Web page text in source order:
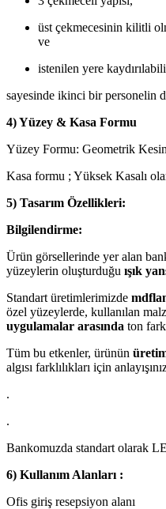
üst çekmecesinin kilitli
ve
istenilen yere
sayesinde ikinci bir personelin
4) Yüzey & Kasa Formu
Yüzey Formu: Geometrik
Kasa formu ; Yüksek Kasalı
5) Tasarım Özellikleri:
Bilgilendirme:
Ürün görsellerinde yer alan
yüzeylerin oluşturduğu ışık
Standart üretimlerimizde
özel yüzeylerde, kullanılan
uygulamalar arasında ton
Tüm bu etkenler, ürünün
algısı farklılıkları için
.
.
Bankomuzda standart olarak
6) Kullanım Alanları :
Ofis giriş resepsiyon alanı